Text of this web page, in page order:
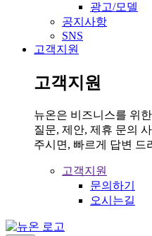
광고/모델
공지사항
SNS
고객지원
고객지원
뉴온은 비즈니스를 위
질문, 제안, 제휴 문의
주시면, 빠르게 답변 드
고객지원
문의하기
오시는길